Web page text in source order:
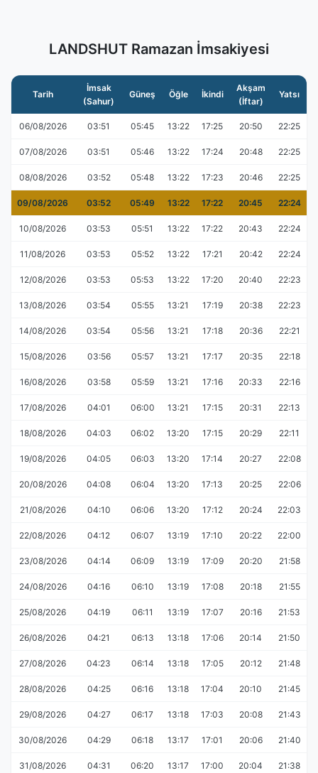
LANDSHUT Ramazan İmsakiyesi
Tarih
İmsak
(Sahur)
Güneş Öğle İkindi
Akşam
(İftar)
Yatsı
06/08/2026 03:51 05:45 13:22 17:25 20:50 22:25
07/08/2026 03:51 05:46 13:22 17:24 20:48 22:25
08/08/2026 03:52 05:48 13:22 17:23 20:46 22:25
09/08/2026 03:52 05:49 13:22 17:22 20:45 22:24
10/08/2026 03:53 05:51 13:22 17:22 20:43 22:24
11/08/2026 03:53 05:52 13:22 17:21 20:42 22:24
12/08/2026 03:53 05:53 13:22 17:20 20:40 22:23
13/08/2026 03:54 05:55 13:21 17:19 20:38 22:23
14/08/2026 03:54 05:56 13:21 17:18 20:36 22:21
15/08/2026 03:56 05:57 13:21 17:17 20:35 22:18
16/08/2026 03:58 05:59 13:21 17:16 20:33 22:16
17/08/2026 04:01 06:00 13:21 17:15 20:31 22:13
18/08/2026 04:03 06:02 13:20 17:15 20:29 22:11
19/08/2026 04:05 06:03 13:20 17:14 20:27 22:08
20/08/2026 04:08 06:04 13:20 17:13 20:25 22:06
21/08/2026 04:10 06:06 13:20 17:12 20:24 22:03
22/08/2026 04:12 06:07 13:19 17:10 20:22 22:00
23/08/2026 04:14 06:09 13:19 17:09 20:20 21:58
24/08/2026 04:16 06:10 13:19 17:08 20:18 21:55
25/08/2026 04:19 06:11 13:19 17:07 20:16 21:53
26/08/2026 04:21 06:13 13:18 17:06 20:14 21:50
27/08/2026 04:23 06:14 13:18 17:05 20:12 21:48
28/08/2026 04:25 06:16 13:18 17:04 20:10 21:45
29/08/2026 04:27 06:17 13:18 17:03 20:08 21:43
30/08/2026 04:29 06:18 13:17 17:01 20:06 21:40
31/08/2026 04:31 06:20 13:17 17:00 20:04 21:38